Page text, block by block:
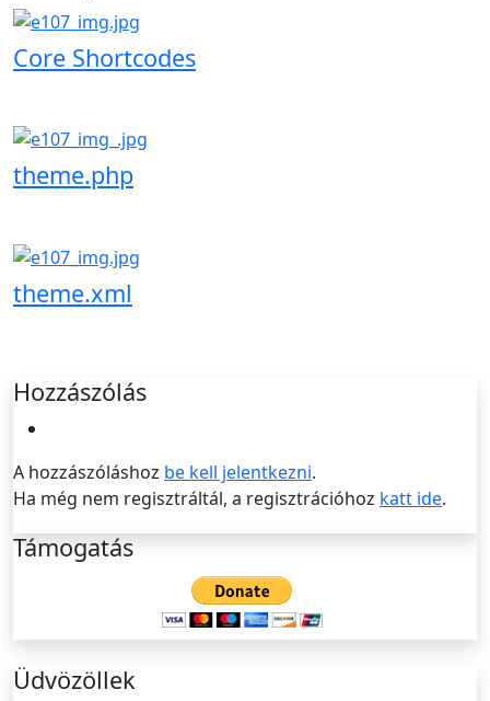
Core Shortcodes
theme.php
theme.xml
Hozzászólás
A hozzászóláshoz be kell jelentkezni.
Ha még nem regisztráltál, a regisztrációhoz katt ide.
Támogatás
Üdvözöllek